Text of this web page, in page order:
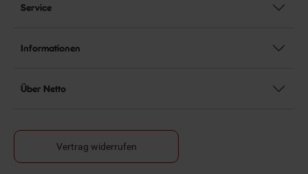
Service
Informationen
Über Netto
Vertrag widerrufen